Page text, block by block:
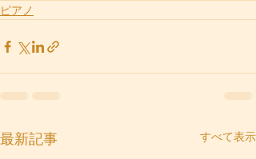
ピアノ
最新記事 すべて表示